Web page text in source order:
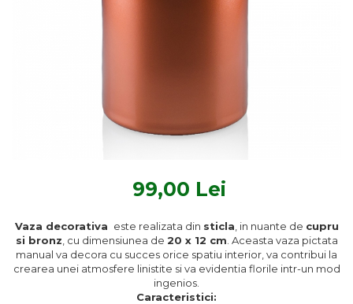
Textile Bucatarie
99,00 Lei
Vaza decorativa este realizata din sticla , in nuante de cupru
si bronz , cu dimensiunea de 20 x 12 cm . Aceasta vaza pictata
manual va decora cu succes orice spatiu interior, va contribui la
crearea unei atmosfere linistite si va evidentia florile intr-un mod
ingenios.
Caracteristici: